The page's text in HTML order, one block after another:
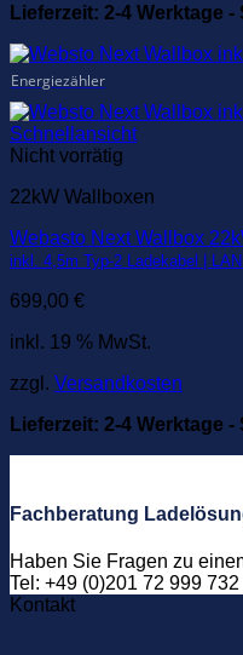
Lieferzeit: 2-4 Werktage
Energiezähler
Schnellansicht
Nicht vorrätig
22kW Wallboxen
Webasto Next Wallbox
inkl. 4,5m Typ-2 Ladekabel |
699,00 €
inkl. 19 % MwSt.
zzgl. Versandkosten
Lieferzeit: 2-4 Werktage
Fachberatung
Haben Sie Fragen zu
Tel: +49 (0)201 72 999
Kontakt